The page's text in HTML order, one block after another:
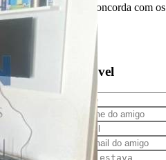
Ao ENVIAR você concorda com os
Privacidade
Indique este imóvel
Seu Nome
Nome do amigo
Seu e-mail
E-mail do amigo